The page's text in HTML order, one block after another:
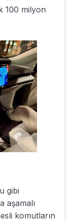
100 milyon
gibi
aşamalı
komutların